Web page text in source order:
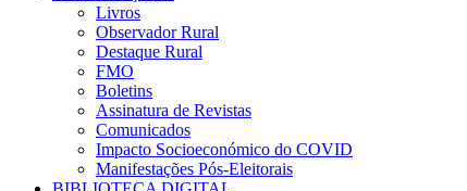
Livros
Observador Rural
Destaque Rural
FMO
Boletins
Assinatura de Revistas
Comunicados
Impacto Socioeconómico do COVID
Manifestações Pós-Eleitorais